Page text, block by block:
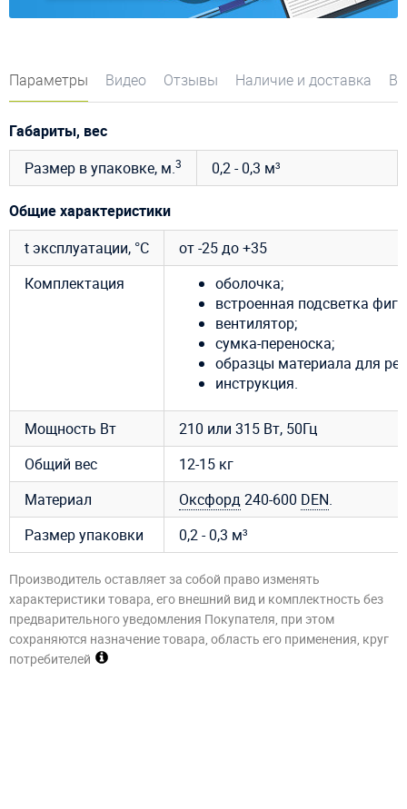
Параметры Видео Отзывы Наличие и доставка
Габариты, вес
Размер в упаковке, м.3 0,2 - 0,3 м³
Общие характеристики
t эксплуатации, °C
от -25 до +35
Комплектация
оболочка;
встроенная подсветка
вентилятор;
сумка-переноска;
образцы материала для
инструкция.
Мощность Вт
210 или 315 Вт, 50Гц
Общий вес
12-15 кг
Материал
Оксфорд240-600 DEN.
Размер упаковки
0,2 - 0,3 м³
Производитель оставляет за собой право изменять
характеристики товара, его внешний вид и комплектность без
предварительного уведомления Покупателя, при этом
сохраняются назначение товара, область его применения, круг
потребителей